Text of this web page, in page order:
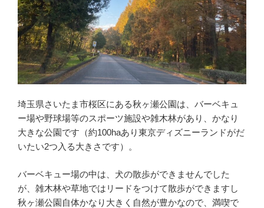
埼玉県さいたま市桜区にある秋ヶ瀬公園は、バーベキュ
ー場や野球場等のスポーツ施設や雑木林があり、かなり
大きな公園です（約100haあり東京ディズニーランドがだ
いたい2つ入る大きさです）。
バーベキュー場の中は、犬の散歩ができませんでした
が、雑木林や草地ではリードをつけて散歩ができますし
秋ヶ瀬公園自体かなり大きく自然が豊かなので、満喫で